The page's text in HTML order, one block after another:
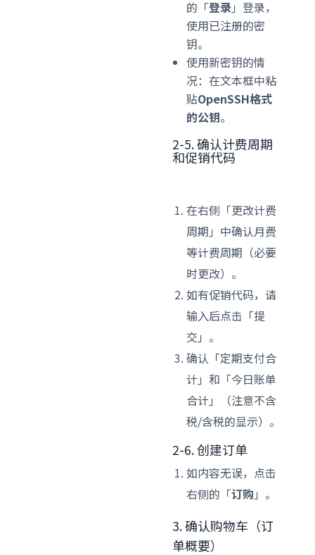
的「登录」登录，
使用已注册的密
钥。
使用新密钥的情
况：在文本框中粘
贴OpenSSH格式
的公钥。
2-5. 确认计费周期
和促销代码
在右侧「更改计费
周期」中确认月费
等计费周期（必要
时更改）。
如有促销代码，请
输入后点击「提
交」。
确认「定期支付合
计」和「今日账单
合计」（注意不含
税/含税的显示）。
2-6. 创建订单
如内容无误，点击
右侧的「订购 」。
3. 确认购物车（订
单概要）